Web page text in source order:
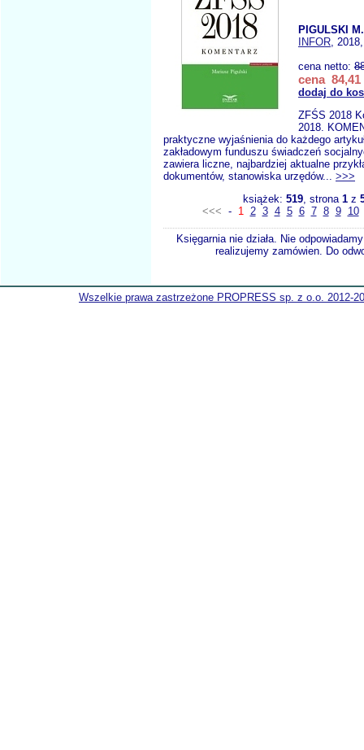
PIGULSKI M.
INFOR,
cena netto:
cena 84,41
dodaj do
ZFŚS 2018
2018.
praktyczne wyjaśnienia do każdego
zakładowym funduszu świadczeń
zawiera liczne, najbardziej aktualne
dokumentów, stanowiska urzędów... >>>
książek: 519, strona 1z
<<< - 1 2 3 4 5 6 7 8 9 10
Księgarnia nie działa. Nie
realizujemy zamówien. Do
Wszelkie prawa zastrzeżone PROPRESS sp. z o.o. 2012-